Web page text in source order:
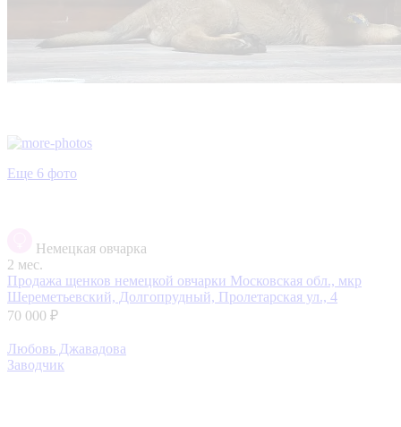
Еще 6 фото
Немецкая овчарка
2 мес.
Продажа щенков немецкой овчарки Московская обл., мкр
Шереметьевский, Долгопрудный, Пролетарская ул., 4
70 000 ₽
Любовь Джавадова
Заводчик